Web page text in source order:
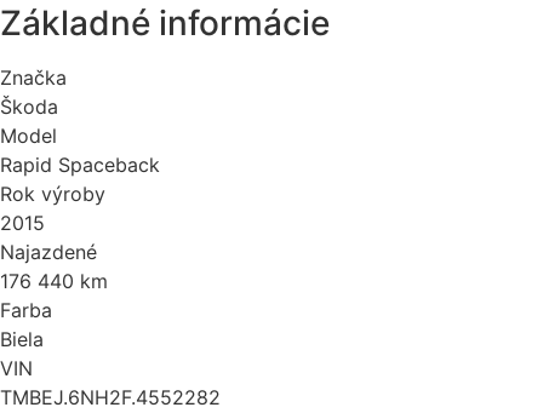
Základné informácie
Značka
Škoda
Model
Rapid Spaceback
Rok výroby
2015
Najazdené
176 440 km
Farba
Biela
VIN
TMBEJ.6NH2F.4552282